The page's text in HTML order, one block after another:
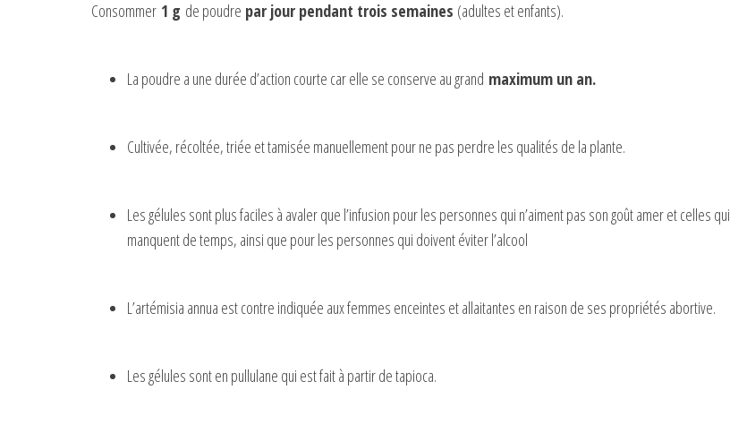
Consommer 1 g de poudre par jour pendant trois semaines (adultes et enfants).
La poudre a une durée d’action courte car elle se conserve au grand maximum un an.
Cultivée, récoltée, triée et tamisée manuellement pour ne pas perdre les qualités de la plante.
Les gélules sont plus faciles à avaler que l’infusion pour les personnes qui n’aiment pas son goût amer et celles qui
manquent de temps, ainsi que pour les personnes qui doivent éviter l’alcool
L’artémisia annua est contre indiquée aux femmes enceintes et allaitantes en raison de ses propriétés abortive.
Les gélules sont en pullulane qui est fait à partir de tapioca.